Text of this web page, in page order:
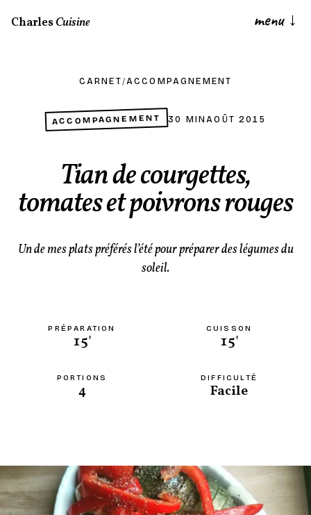
CharlesCuisine menu ↓
CARNET/ACCOMPAGNEMENT
ACCOMPAGNEMENT 30 MIN AOÛT 2015
Tian de courgettes,
tomates et poivrons rouges
Un de mes plats préférés l’été pour préparer des légumes du
soleil.
PRÉPARATION
15'
CUISSON
15'
PORTIONS
4
DIFFICULTÉ
Facile